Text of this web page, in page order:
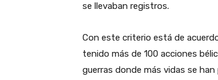
se llevaban registros.
Con este criterio está de
tenido más de 100 acciones
guerras donde más vidas se